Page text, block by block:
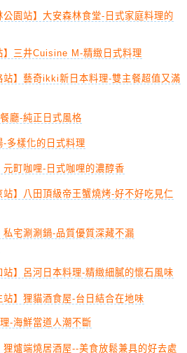
公園站】大安森林食堂-日式家庭料理的
】三井Cuisine M-精緻日式料理
站】藝奇ikki新日本料理-雙主餐超值又滿
廳-純正日式風格
-多樣化的日式料理
元町咖哩-日式咖哩的濃醇香
站】八田頂級帝王蟹燒烤-好不好吃見仁
私宅涮涮鍋-品質優質深藏不漏
站】呂河日本料理-精緻細膩的懷石風味
站】狸貓酒食屋-台日結合在地味
-海鮮當道人潮不斷
狸爐端燒居酒屋--美食放鬆兼具的好去處